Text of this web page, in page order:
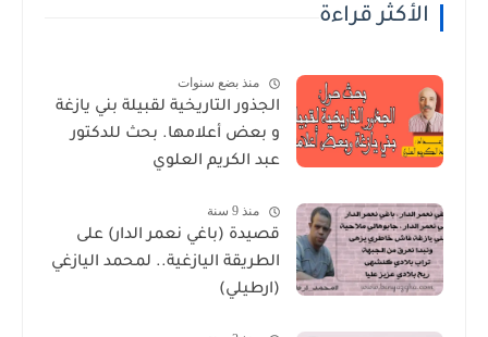
الأكثر قراءة
منذ بضع سنوات
الجذور التاريخية لقبيلة بني يازغة
و بعض أعلامها. بحث للدكتور
عبد الكريم العلوي
منذ 9 سنة
قصيدة (باغي نعمر الدار) على
الطريقة اليازغية.. لمحمد اليازغي
(ارطيلي)